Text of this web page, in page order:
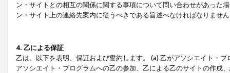
ン・サイトとの相互の関係に関する事項について問い合わせがあった
ン・サイト上の連絡先案内に従うべきである旨述べなければなりませ
4. 乙による保証
乙は、以下を表明、保証および誓約します。 (a) 乙がアソシエイト・
アソシエイト・プログラムへの乙の参加、乙による乙のサイトの作成